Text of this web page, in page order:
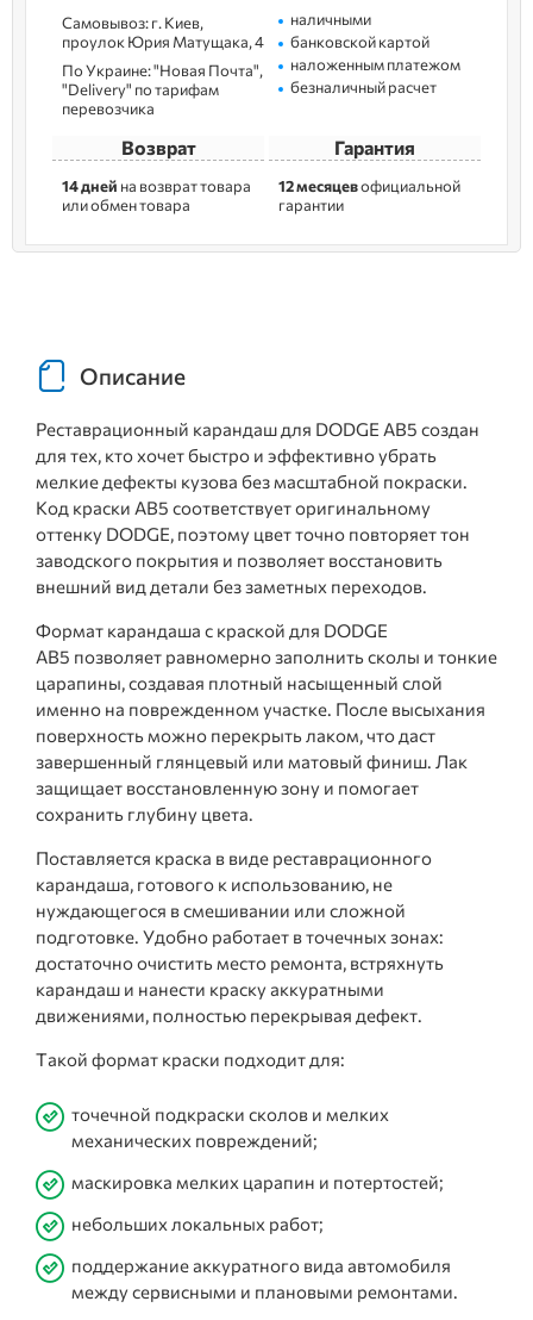
Самовывоз: г. Kиев,
пpoулoк Юрия Матущака, 4
По Украине: "Новая Почта",
"Delivery" по тарифам
перевозчика
наличными
банковской картой
наложенным платежом
безналичный расчет
Возврат
14 дней на возврат товара
или обмен товара
Гарантия
12 месяцевофициальной
гарантии
Описание
Реставрационный карандаш для DODGE AB5 создан
для тех, кто хочет быстро и эффективно убрать
мелкие дефекты кузова без масштабной покраски.
Код краски AB5 соответствует оригинальному
оттенку DODGE, поэтому цвет точно повторяет тон
заводского покрытия и позволяет восстановить
внешний вид детали без заметных переходов.
Формат карандаша с краской для DODGE
AB5 позволяет равномерно заполнить сколы и тонкие
царапины, создавая плотный насыщенный слой
именно на поврежденном участке. После высыхания
поверхность можно перекрыть лаком, что даст
завершенный глянцевый или матовый финиш. Лак
защищает восстановленную зону и помогает
сохранить глубину цвета.
Поставляется краска в виде реставрационного
карандаша, готового к использованию, не
нуждающегося в смешивании или сложной
подготовке. Удобно работает в точечных зонах:
достаточно очистить место ремонта, встряхнуть
карандаш и нанести краску аккуратными
движениями, полностью перекрывая дефект.
Такой формат краски подходит для:
точечной подкраски сколов и мелких
механических повреждений;
маскировка мелких царапин и потертостей;
небольших локальных работ;
поддержание аккуратного вида автомобиля
между сервисными и плановыми ремонтами.